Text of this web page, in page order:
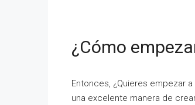
¿Cómo
Entonces, ¿Quieres empezar
una excelente manera de